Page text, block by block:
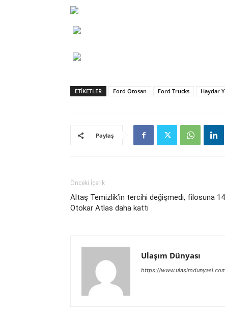
ETIKETLER Ford Otosan Ford Trucks Haydar
Paylaş
Önceki İçerik
Altaş Temizlik’in tercihi değişmedi, filosuna 14
Otokar Atlas daha kattı
Ulaşım Dünyası
https://